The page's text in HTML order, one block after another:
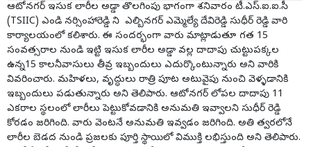
ఆటోనగర్ ఇసుక లారీల అడ్డా తొలగింపు భాగంగా శనివారం టీ.ఎస్.ఐ.ఐ.సీ
(TSIIC) ఎండి నర్సింహారెడ్డి ని ఎల్బినగర్ ఎమ్మెల్యే దేవిరెడ్డి సుధీర్ రెడ్డి వారి
కార్యాలయంలో కలిశారు. ఈ సందర్భంగా వారు మాట్లాడుతూ గత 15
సంవత్సరాల నుండి ఇట్టి ఇసుక లారీల అడ్డా వల్ల దాదాపు చుట్టుపక్కల
ఉన్న15 కాలనీవాసులు తీవ్ర ఇబ్బందులు ఎదుర్కొంటున్నారు అని వారికి
వివరించారు. మహిళలు, వృద్ధులు రాత్రి పూట అటువైపు నుంచి వెళ్ళడానికి
ఇబ్బందులు పడుతున్నారు అని తెలిపారు. ఆటోనగర్ లోపల దాదాపు 11
ఎకరాల స్థలంలో లారీలు పెట్టుకోవడానికి అనుమతి ఇవ్వాలని సుధీర్ రెడ్డి
కోరడం జరిగింది. వారు వెంటనే అనుమతి ఇవ్వడం జరిగింది. అతి త్వరలోనే
లారీల బెడద నుండి ప్రజలకు పూర్తి స్థాయిలో విముక్తి లభిస్తుంది అని తెలిపారు.